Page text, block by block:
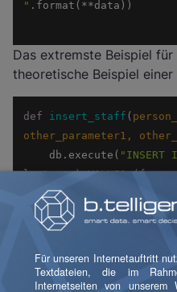
"
Das extremste Beispiel
theoretische Beispiel
def insert_staff (
other_parameter1,
    db.execute(
lastname) VALUES
format ())
Hier holt sich der Format-
den im Namespace des
Variablen, in diesem Fall
Dieses Beispiel habe ich